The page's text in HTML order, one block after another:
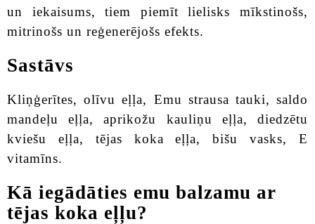
un iekaisums, tiem piemīt lielisks mīkstinošs,
mitrinošs un reģenerējošs efekts.
Sastāvs
Kliņģerītes, olīvu eļļa, Emu strausa tauki, saldo
mandeļu eļļa, aprikožu kauliņu eļļa, diedzētu
kviešu eļļa, tējas koka eļļa, bišu vasks, E
vitamīns.
Kā iegādāties emu balzamu ar
tējas koka eļļu?